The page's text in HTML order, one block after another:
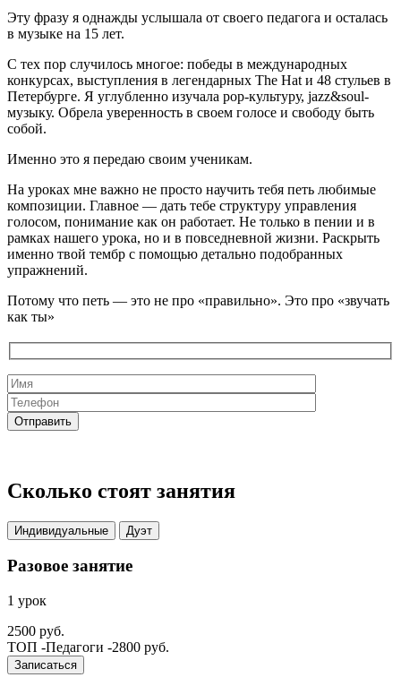
Эту фразу я однажды услышала от своего педагога и осталась
в музыке на 15 лет.
С тех пор случилось многое: победы в международных
конкурсах, выступления в легендарных The Hat и 48 стульев в
Петербурге. Я углубленно изучала pop-культуру, jazz&soul-
музыку. Обрела уверенность в своем голосе и свободу быть
собой.
Именно это я передаю своим ученикам.
На уроках мне важно не просто научить тебя петь любимые
композиции. Главное — дать тебе структуру управления
голосом, понимание как он работает. Не только в пении и в
рамках нашего урока, но и в повседневной жизни. Раскрыть
именно твой тембр с помощью детально подобранных
упражнений.
Потому что петь — это не про «правильно». Это про «звучать
как ты»
Сколько стоят занятия
Индивидуальные Дуэт
Разовое занятие
1 урок
2500 руб.
ТОП -Педагоги -2800 руб.
Записаться